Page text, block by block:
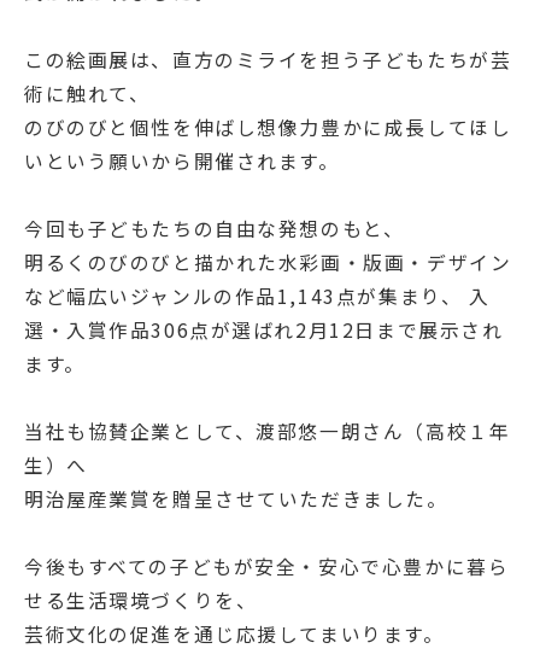
この絵画展は、直方のミライを担う子どもたちが芸
術に触れて、
のびのびと個性を伸ばし想像力豊かに成長してほし
いという願いから開催されます。
今回も子どもたちの自由な発想のもと、
明るくのびのびと描かれた水彩画・版画・デザイン
など幅広いジャンルの作品1,143点が集まり、 入
選・入賞作品306点が選ばれ2月12日まで展示され
ます。
当社も協賛企業として、渡部悠一朗さん（高校１年
生）へ
明治屋産業賞を贈呈させていただきました。
今後もすべての子どもが安全・安心で心豊かに暮ら
せる生活環境づくりを、
芸術文化の促進を通じ応援してまいります。